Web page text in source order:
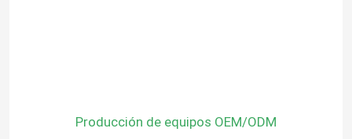
Producción de equipos OEM/ODM